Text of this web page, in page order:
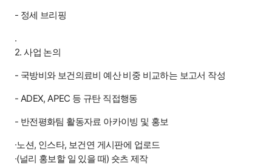
- 정세 브리핑
.
2. 사업 논의
- 국방비와 보건의료비 예산 비중 비교하는 보고서 작성
- ADEX, APEC 등 규탄 직접행동
- 반전평화팀 활동자료 아카이빙 및 홍보
∙노션, 인스타, 보건연 게시판에 업로드
∙(널리 홍보할 일 있을 때) 숏츠 제작